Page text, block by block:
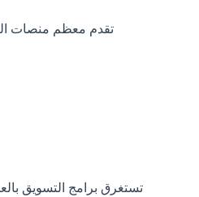
تقدم معظم منصات